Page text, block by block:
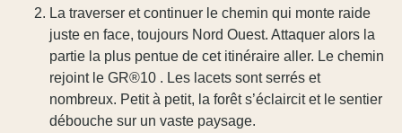
La traverser et continuer le chemin qui monte raide
juste en face, toujours Nord Ouest. Attaquer alors la
partie la plus pentue de cet itinéraire aller. Le chemin
rejoint le GR®10 . Les lacets sont serrés et
nombreux. Petit à petit, la forêt s’éclaircit et le sentier
débouche sur un vaste paysage.